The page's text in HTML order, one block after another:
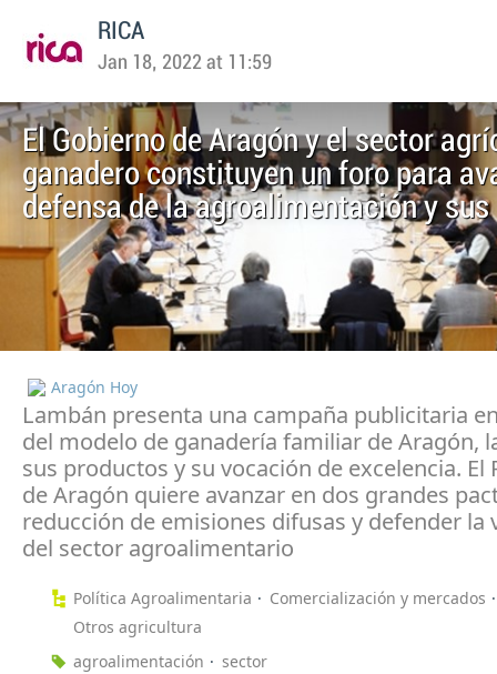
RICA
Jan 18, 2022 at 11:59
El Gobierno de Aragón y el sector
ganadero constituyen un foro para
defensa de la agroalimentación y sus
Aragón Hoy
Lambán presenta una campaña publicitaria
del modelo de ganadería familiar de Aragón,
sus productos y su vocación de excelencia. El
de Aragón quiere avanzar en dos grandes
reducción de emisiones difusas y defender la
del sector agroalimentario
Política Agroalimentaria
Comercialización y mercados
Otros agricultura
agroalimentación
sector